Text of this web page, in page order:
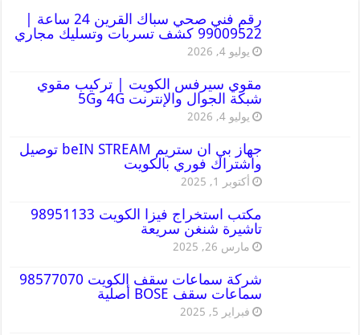
رقم فني صحي سباك القرين 24 ساعة |
99009522 كشف تسربات وتسليك مجاري
يوليو 4, 2026
مقوي سيرفس الكويت | تركيب مقوي
شبكة الجوال والإنترنت 4G و5G
يوليو 4, 2026
جهاز بي ان ستريم beIN STREAM توصيل
واشتراك فوري بالكويت
أكتوبر 1, 2025
مكتب استخراج فيزا الكويت 98951133
تاشيرة شنغن سريعة
مارس 26, 2025
شركة سماعات سقف الكويت 98577070
سماعات سقف BOSE أصلية
فبراير 5, 2025